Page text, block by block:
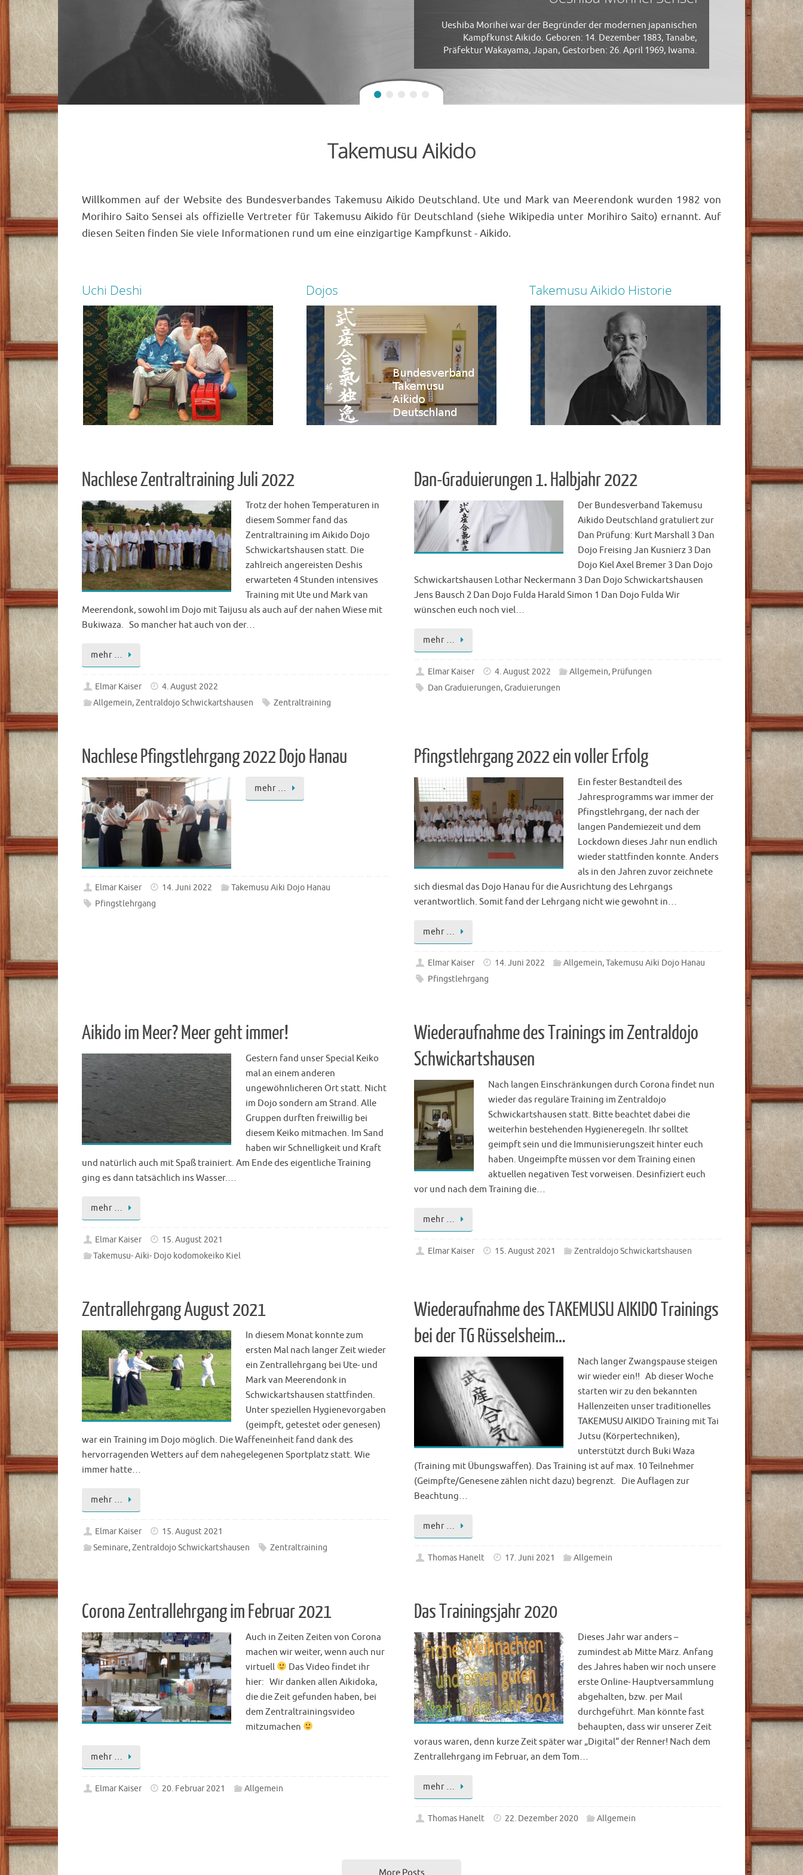
Ueshiba Morihei war der Begründer der modernen japanischen
Kampfkunst Aikido. Geboren: 14. Dezember 1883, Tanabe,
Präfektur Wakayama, Japan, Gestorben: 26. April 1969, Iwama.
Takemusu Aikido
Willkommen auf der Website des Bundesverbandes Takemusu Aikido Deutschland. Ute und Mark van Meerendonk wurden 1982 von
Morihiro Saito Sensei als offizielle Vertreter für Takemusu Aikido für Deutschland (siehe Wikipedia unter Morihiro Saito) ernannt. Auf
diesen Seiten finden Sie viele Informationen rund um eine einzigartige Kampfkunst - Aikido.
Uchi Deshi
Uchi deshi wird nur im Zentraldojo
Schwickartshausen angeboten.
Dojos
Hier findet ihr alle angeschlossenen Dojos.
Takemusu Aikido Historie
Die Geschichte
Japan bis zum
Nachlese Zentraltraining Juli 2022
Trotz der hohen Temperaturen in
diesem Sommer fand das
Zentraltraining im Aikido Dojo
Schwickartshausen statt. Die
zahlreich angereisten Deshis
erwarteten 4 Stunden intensives
Training mit Ute und Mark van
Meerendonk, sowohl im Dojo mit Taijusu als auch auf der nahen Wiese mit
Bukiwaza. So mancher hat auch von der…
mehr …
Elmar Kaiser
4. August 2022
Allgemein,Zentraldojo Schwickartshausen Zentraltraining
Dan-Graduierungen 1. Halbjahr 2022
Der Bundesverband Takemusu
Aikido Deutschland gratuliert zur
Dan Prüfung: Kurt Marshall 3 Dan
Dojo Freising Jan Kusnierz 3 Dan
Dojo Kiel Axel Bremer 3 Dan Dojo
Schwickartshausen Lothar Neckermann 3 Dan Dojo Schwickartshausen
Jens Bausch 2 Dan Dojo Fulda Harald Simon 1 Dan Dojo Fulda Wir
wünschen euch noch viel…
mehr …
Elmar Kaiser 4. August 2022 Allgemein, Prüfungen
Dan Graduierungen,Graduierungen
Nachlese Pfingstlehrgang 2022 Dojo Hanau
mehr …
Elmar Kaiser 14. Juni 2022
Takemusu Aiki Dojo Hanau
Pfingstlehrgang
Pfingstlehrgang 2022 ein voller Erfolg
Ein fester Bestandteil des
Jahresprogramms war immer der
Pfingstlehrgang, der nach der
langen Pandemiezeit und dem
Lockdown dieses Jahr nun endlich
wieder stattfinden konnte. Anders
als in den Jahren zuvor zeichnete
sich diesmal das Dojo Hanau für die Ausrichtung des Lehrgangs
verantwortlich. Somit fand der Lehrgang nicht wie gewohnt in…
mehr …
Elmar Kaiser 14. Juni 2022 Allgemein,Takemusu Aiki Dojo Hanau
Pfingstlehrgang
Aikido im Meer? Meer geht immer!
Gestern fand unser Special Keiko
mal an einem anderen
ungewöhnlicheren Ort statt. Nicht
im Dojo sondern am Strand. Alle
Gruppen durften freiwillig bei
diesem Keiko mitmachen. Im Sand
haben wir Schnelligkeit und Kraft
und natürlich auch mit Spaß trainiert. Am Ende des eigentliche Training
ging es dann tatsächlich ins Wasser.…
mehr …
Elmar Kaiser
15. August 2021
Takemusu- Aiki- Dojo kodomokeiko Kiel
Wiederaufnahme des Trainings im Zentraldojo
Schwickartshausen
Nach langen Einschränkungen durch Corona findet nun
wieder das reguläre Training im Zentraldojo
Schwickartshausen statt. Bitte beachtet dabei die
weiterhin bestehenden Hygieneregeln. Ihr solltet
geimpft sein und die Immunisierungszeit hinter euch
haben. Ungeimpfte müssen vor dem Training einen
aktuellen negativen Test vorweisen. Desinfiziert euch
vor und nach dem Training die…
mehr …
Elmar Kaiser 15. August 2021 Zentraldojo Schwickartshausen
Zentrallehrgang August 2021
In diesem Monat konnte zum
ersten Mal nach langer Zeit wieder
ein Zentrallehrgang bei Ute- und
Mark van Meerendonk in
Schwickartshausen stattfinden.
Unter speziellen Hygienevorgaben
(geimpft, getestet oder genesen)
war ein Training im Dojo möglich. Die Waffeneinheit fand dank des
hervorragenden Wetters auf dem nahegelegenen Sportplatz statt. Wie
immer hatte…
mehr …
Elmar Kaiser
15. August 2021
Seminare,Zentraldojo Schwickartshausen Zentraltraining
Wiederaufnahme des TAKEMUSU AIKIDO Trainings
bei der TG Rüsselsheim…
Nach langer Zwangspause steigen
wir wieder ein!! Ab dieser Woche
starten wir zu den bekannten
Hallenzeiten unser traditionelles
TAKEMUSU AIKIDO Training mit Tai
Jutsu (Körpertechniken),
unterstützt durch Buki Waza
(Training mit Übungswaffen). Das Training ist auf max. 10 Teilnehmer
(Geimpfte/Genesene zählen nicht dazu) begrenzt. Die Auflagen zur
Beachtung…
mehr …
Thomas Hanelt 17. Juni 2021 Allgemein
Corona Zentrallehrgang im Februar 2021
Auch in Zeiten Zeiten von Corona
machen wir weiter, wenn auch nur
virtuell
Das Video findet ihr
hier: Wir danken allen Aikidoka,
die die Zeit gefunden haben, bei
dem Zentraltrainingsvideo
mitzumachen
mehr …
Elmar Kaiser 20. Februar 2021 Allgemein
Das Trainingsjahr 2020
Dieses Jahr war anders –
zumindest ab Mitte März. Anfang
des Jahres haben wir noch unsere
erste Online- Hauptversammlung
abgehalten, bzw. per Mail
durchgeführt. Man könnte fast
behaupten, dass wir unserer Zeit
voraus waren, denn kurze Zeit später war „Digital“ der Renner! Nach dem
Zentrallehrgang im Februar, an dem Tom…
mehr …
Thomas Hanelt 22. Dezember 2020 Allgemein
More Posts